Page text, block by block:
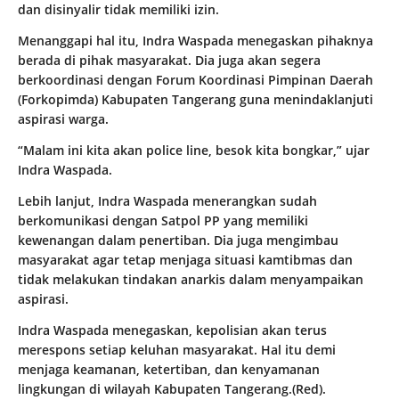
dan disinyalir tidak memiliki izin.
Menanggapi hal itu, Indra Waspada menegaskan pihaknya
berada di pihak masyarakat. Dia juga akan segera
berkoordinasi dengan Forum Koordinasi Pimpinan Daerah
(Forkopimda) Kabupaten Tangerang guna menindaklanjuti
aspirasi warga.
“Malam ini kita akan police line, besok kita bongkar,” ujar
Indra Waspada.
Lebih lanjut, Indra Waspada menerangkan sudah
berkomunikasi dengan Satpol PP yang memiliki
kewenangan dalam penertiban. Dia juga mengimbau
masyarakat agar tetap menjaga situasi kamtibmas dan
tidak melakukan tindakan anarkis dalam menyampaikan
aspirasi.
Indra Waspada menegaskan, kepolisian akan terus
merespons setiap keluhan masyarakat. Hal itu demi
menjaga keamanan, ketertiban, dan kenyamanan
lingkungan di wilayah Kabupaten Tangerang.(Red).